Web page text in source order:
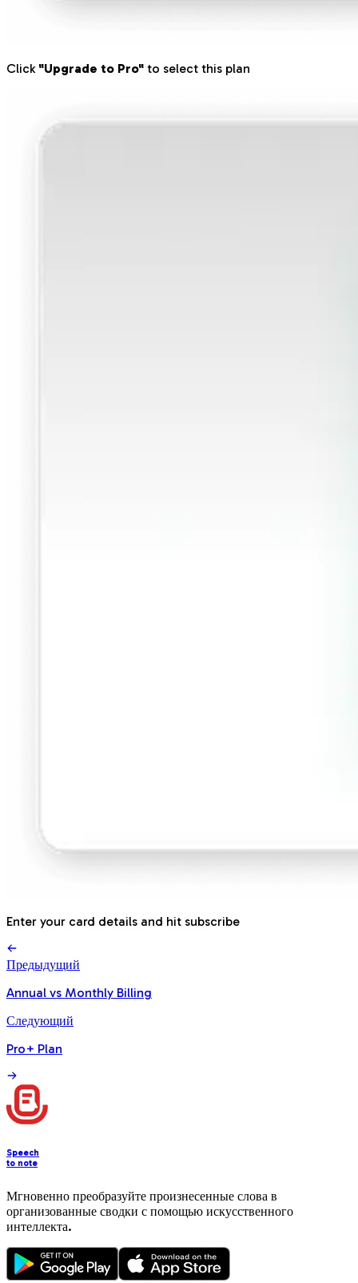
Click "Upgrade to Pro" to select this plan
Enter your card details and hit subscribe
Предыдущий
Annual vs Monthly Billing
Следующий
Pro+ Plan
Speech
to note
Мгновенно преобразуйте произнесенные слова в
организованные сводки с помощью искусственного
интеллекта.